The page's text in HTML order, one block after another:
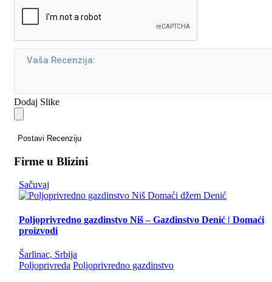
Dodaj Slike
Postavi Recenziju
Firme u Blizini
Sačuvaj
Poljoprivredno gazdinstvo Niš – Gazdinstvo Denić | Domaći
proizvodi
Šarlinac, Srbija
Poljoprivreda Poljoprivredno gazdinstvo